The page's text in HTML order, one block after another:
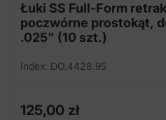
Łuki SS Full-Form
poczwórne prostokąt,
.025" (10 szt.)
Index: DO.4428.95
125,00 zł